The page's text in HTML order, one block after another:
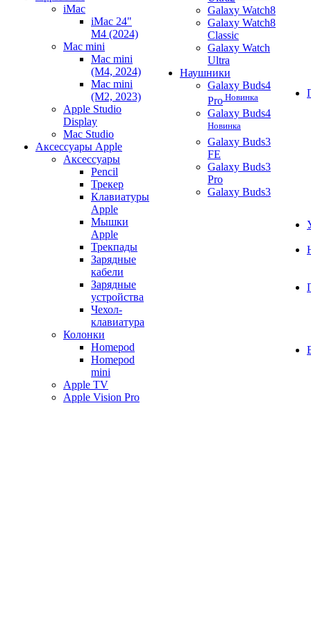
iMac
iMac 24"
M4 (2024)
Mac mini
Mac mini
(M4, 2024)
Mac mini
(M2, 2023)
Apple Studio
Display
Mac Studio
Аксессуары Apple
Аксессуары
Pencil
Трекер
Клавиатуры
Apple
Мышки
Apple
Трекпады
Зарядные
кабели
Зарядные
устройства
Чехол-
клавиатура
Колонки
Homepod
Homepod
mini
Apple TV
Apple Vision Pro
Galaxy Watch8
Galaxy Watch8
Classic
Galaxy Watch
Ultra
Наушники
Galaxy Buds4
Pro Новинка
Galaxy Buds4
Новинка
Galaxy Buds3
FE
Galaxy Buds3
Pro
Galaxy Buds3